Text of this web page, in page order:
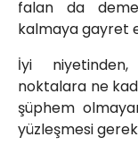
falan da
kalmaya gayret
İyi niyetinden,
noktalara ne
şüphem
yüzleşmesi